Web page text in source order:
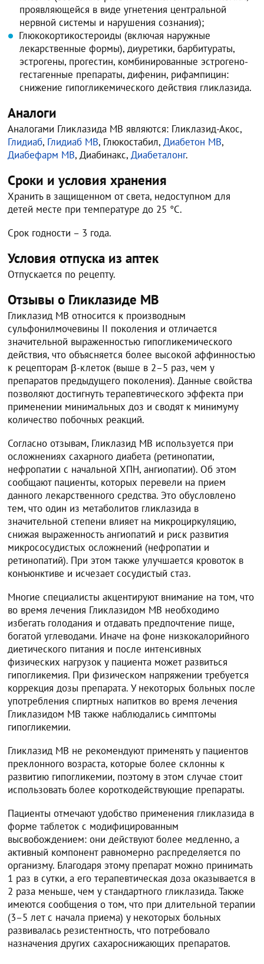
проявляющейся в виде угнетения центральной
нервной системы и нарушения сознания);
Глюкокортикостероиды (включая наружные
лекарственные формы), диуретики, барбитураты,
эстрогены, прогестин, комбинированные эстрогено-
гестагенные препараты, дифенин, рифампицин:
снижение гипогликемического действия гликлазида.
Аналоги
Аналогами Гликлазида МВ являются: Гликлазид-Акос,
Глидиаб, Глидиаб МВ, Глюкостабил,Диабетон МВ,
Диабефарм МВ, Диабинакс,Диабеталонг.
Сроки и условия хранения
Хранить в защищенном от света, недоступном для
детей месте при температуре до 25 °C.
Срок годности – 3 года.
Условия отпуска из аптек
Отпускается по рецепту.
Отзывы о Гликлазиде МВ
Гликлазид МВ относится к производным
сульфонилмочевины II поколения и отличается
значительной выраженностью гипогликемического
действия, что объясняется более высокой аффинностью
к рецепторам β-клеток (выше в 2–5 раз, чем у
препаратов предыдущего поколения). Данные свойства
позволяют достигнуть терапевтического эффекта при
применении минимальных доз и сводят к минимуму
количество побочных реакций.
Согласно отзывам, Гликлазид МВ используется при
осложнениях сахарного диабета (ретинопатии,
нефропатии с начальной ХПН, ангиопатии). Об этом
сообщают пациенты, которых перевели на прием
данного лекарственного средства. Это обусловлено
тем, что один из метаболитов гликлазида в
значительной степени влияет на микроциркуляцию,
снижая выраженность ангиопатий и риск развития
микрососудистых осложнений (нефропатии и
ретинопатий). При этом также улучшается кровоток в
конъюнктиве и исчезает сосудистый стаз.
Многие специалисты акцентируют внимание на том, что
во время лечения Гликлазидом МВ необходимо
избегать голодания и отдавать предпочтение пище,
богатой углеводами. Иначе на фоне низкокалорийного
диетического питания и после интенсивных
физических нагрузок у пациента может развиться
гипогликемия. При физическом напряжении требуется
коррекция дозы препарата. У некоторых больных после
употребления спиртных напитков во время лечения
Гликлазидом МВ также наблюдались симптомы
гипогликемии.
Гликлазид МВ не рекомендуют применять у пациентов
преклонного возраста, которые более склонны к
развитию гипогликемии, поэтому в этом случае стоит
использовать более короткодействующие препараты.
Пациенты отмечают удобство применения гликлазида в
форме таблеток с модифицированным
высвобождением: они действуют более медленно, а
активный компонент равномерно распределяется по
организму. Благодаря этому препарат можно принимать
1 раз в сутки, а его терапевтическая доза оказывается в
2 раза меньше, чем у стандартного гликлазида. Также
имеются сообщения о том, что при длительной терапии
(3–5 лет с начала приема) у некоторых больных
развивалась резистентность, что потребовало
назначения других сахароснижающих препаратов.